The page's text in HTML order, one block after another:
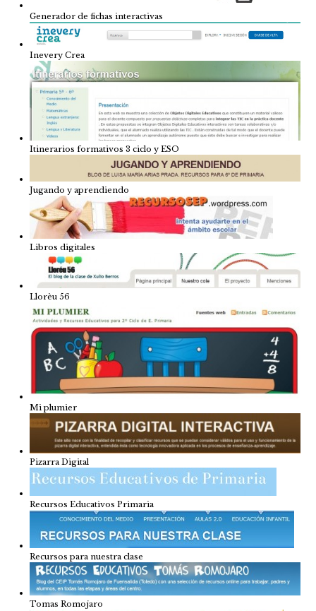
Generador de fichas interactivas
Inevery Crea
Itinerarios formativos 3 ciclo y ESO
Jugando y aprendiendo
Libros digitales
Llorèu 56
Mi plumier
Pizarra Digital
Recursos Educativos Primaria
Recursos para nuestra clase
Tomas Romojaro